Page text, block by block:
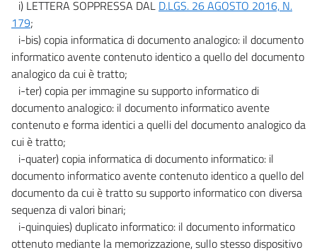
Sezione II
Fruibilità dei dati
58
59
60
61
62
62 bis
62 ter
62 quater
i) LETTERA SOPPRESSA DAL D.LGS. 26 AGOSTO 2016, N.
179;
i-bis) copia informatica di documento analogico: il documento
informatico avente contenuto identico a quello del documento
analogico da cui è tratto;
i-ter) copia per immagine su supporto informatico di
documento analogico: il documento informatico avente
contenuto e forma identici a quelli del documento analogico da
cui è tratto;
i-quater) copia informatica di documento informatico: il
documento informatico avente contenuto identico a quello del
documento da cui è tratto su supporto informatico con diversa
sequenza di valori binari;
i-quinquies) duplicato informatico: il documento informatico
ottenuto mediante la memorizzazione, sullo stesso dispositivo